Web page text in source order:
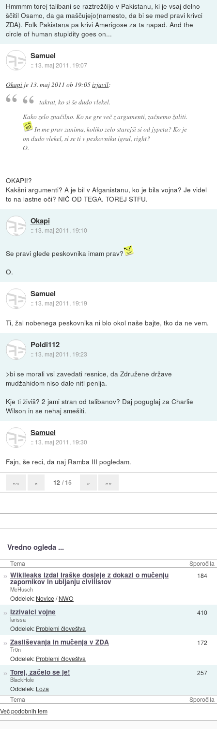
Hmmmm torej talibani se raztrežčijo v Pakistanu, ki je vsaj delno
ščitil Osamo, da ga maščujejo(namesto, da bi se med pravi krivci
ZDA). Folk Pakistana pa krivi Amerigose za ta napad. And the
circle of human stupidity goes on...
Samuel
:: 13. maj 2011, 19:07
Okapi je 13. maj 2011 ob 19:05izjavil:
takrat, ko si še dudo vlekel.
Kako zelo značilno. Ko ne gre več z argumenti, začnemo žaliti.
In me prav zanima, koliko zelo starejši si od jypeta? Ko je
on dudo vlekel, si se ti v peskovniku igral, right?
O.
OKAPI!?
Kakšni argumenti? A je bil v Afganistanu, ko je bila vojna? Je videl
to na lastne oči? NIČ OD TEGA. TOREJ STFU.
Okapi
:: 13. maj 2011, 19:10
Se pravi glede peskovnika imam prav?
O.
Samuel
:: 13. maj 2011, 19:19
Ti, žal nobenega peskovnika ni blo okol naše bajte, tko da ne vem.
Poldi112
:: 13. maj 2011, 19:23
>bi se morali vsi zavedati resnice, da Združene države
mudžahidom niso dale niti penija.
Kje ti živiš? 2 jami stran od talibanov? Daj poguglaj za Charlie
Wilson in se nehaj smešiti.
Samuel
:: 13. maj 2011, 19:30
Fajn, še reci, da naj Ramba III pogledam.
«« « 12 / 15 » »»
Vredno ogleda ...
Tema Sporočila
Tema Sporočila
» Wikileaks izdal Iraške dosjeje z dokazi o mučenju
zapornikov in ubijanju civilistov
McHusch
Oddelek: Novice/NWO
184
» Izzivalci vojne
larissa
Oddelek: Problemi človeštva
410
» Zasliševanja in mučenja v ZDA
Tr0n
Oddelek: Problemi človeštva
172
» Torej, začelo se je!
BlackHole
Oddelek: Loža
257
Več podobnih tem